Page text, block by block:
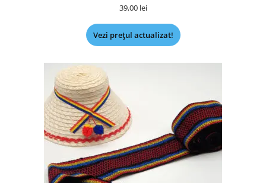
39,00 lei
Vezi prețul actualizat!